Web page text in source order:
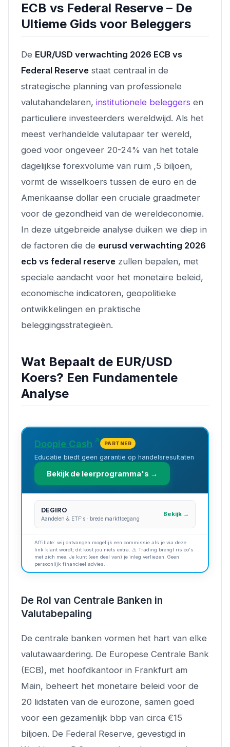
ECB vs Federal Reserve – De
Ultieme Gids voor Beleggers
De EUR/USD verwachting 2026 ECB vs
Federal Reserve staat centraal in de
strategische planning van professionele
valutahandelaren, institutionele beleggers en
particuliere investeerders wereldwijd. Als het
meest verhandelde valutapaar ter wereld,
goed voor ongeveer 20-24% van het totale
dagelijkse forexvolume van ruim ,5 biljoen,
vormt de wisselkoers tussen de euro en de
Amerikaanse dollar een cruciale graadmeter
voor de gezondheid van de wereldeconomie.
In deze uitgebreide analyse duiken we diep in
de factoren die de eurusd verwachting 2026
ecb vs federal reserve zullen bepalen, met
speciale aandacht voor het monetaire beleid,
economische indicatoren, geopolitieke
ontwikkelingen en praktische
beleggingsstrategieën.
Wat Bepaalt de EUR/USD
Koers? Een Fundamentele
Analyse
Doopie Cash PARTNER
Educatie biedt geen garantie op handelsresultaten
Bekijk de leerprogramma's →
DEGIRO
Aandelen & ETF's · brede markttoegang
Bekijk →
Affiliate: wij ontvangen mogelijk een commissie als je via deze
link klant wordt; dit kost jou niets extra. ⚠️ Trading brengt risico's
met zich mee. Je kunt (een deel van) je inleg verliezen. Geen
persoonlijk financieel advies.
De Rol van Centrale Banken in
Valutabepaling
De centrale banken vormen het hart van elke
valutawaardering. De Europese Centrale Bank
(ECB), met hoofdkantoor in Frankfurt am
Main, beheert het monetaire beleid voor de
20 lidstaten van de eurozone, samen goed
voor een gezamenlijk bbp van circa €15
biljoen. De Federal Reserve, gevestigd in